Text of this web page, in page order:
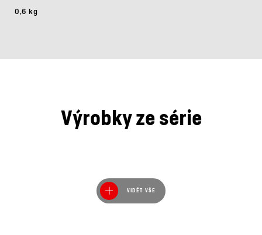
0,6 kg
Výrobky ze série
VIDĚT VŠE